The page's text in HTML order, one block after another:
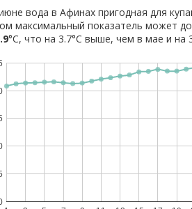
вода в Афинах пригодная для
максимальный показатель может
°C, что на 3.7°C выше, чем в мае и на